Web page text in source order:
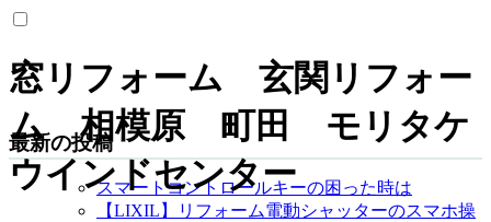
窓リフォーム 玄関リフォー
ム 相模原 町田 モリタケ
ウインドセンター
最新の投稿
スマートコントロールキーの困った時は
【LIXIL】リフォーム電動シャッターのスマホ操